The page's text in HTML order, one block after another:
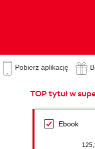
Pobierz aplikację
TOP tytuł w
Ebook